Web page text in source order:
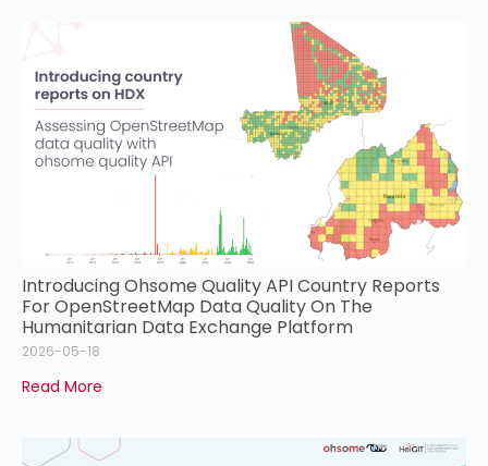
Introducing Ohsome Quality API Country Reports
For OpenStreetMap Data Quality On The
Humanitarian Data Exchange Platform
2026-05-18
Read More